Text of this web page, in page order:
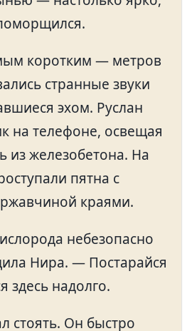
коротким — метров
странные звуки
эхом. Руслан
на телефоне, освещая
из железобетона. На
пятна с
краями.
небезопасно
Нира. — Постарайся
здесь надолго.
стоять. Он быстро